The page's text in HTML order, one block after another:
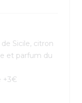
Sicile, citron
et parfum du
+3€